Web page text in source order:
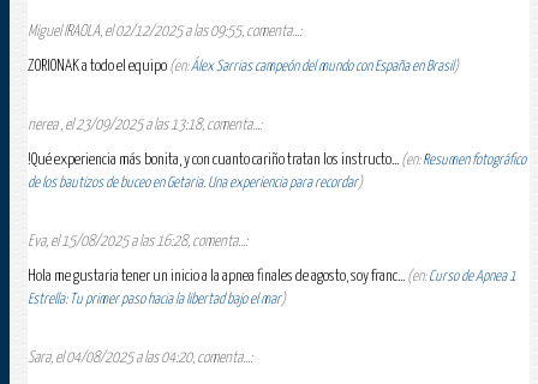
Miguel IRAOLA, el 02/12/2025 a las 09:55, comenta...:
ZORIONAK a todo el equipo (en:Álex Sarrias campeón del mundo con España en Brasil)
nerea , el 23/09/2025 a las 13:18, comenta...:
!Qué experiencia más bonita, y con cuanto cariño tratan los instructo... (en:Resumen fotográfico
de los bautizos de buceo en Getaria. Una experiencia para recordar)
Eva, el 15/08/2025 a las 16:28, comenta...:
Hola me gustaria tener un inicio a la apnea finales de agosto, soy franc... (en:Curso de Apnea 1
Estrella: Tu primer paso hacia la libertad bajo el mar)
Sara, el 04/08/2025 a las 04:20, comenta...: